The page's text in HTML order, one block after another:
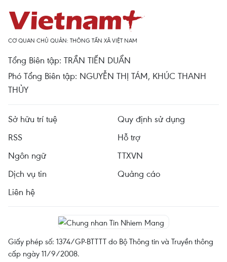
CƠ QUAN CHỦ QUẢN: THÔNG TẤN XÃ VIỆT NAM
Tổng Biên tập: TRẦN TIẾN DUẨN
Phó Tổng Biên tập: NGUYỄN THỊ TÁM, KHÚC THANH
THỦY
Sở hữu trí tuệ
Quy định sử dụng
RSS
Hỗ trợ
Ngôn ngữ
TTXVN
Dịch vụ tin
Quảng cáo
Liên hệ
Giấy phép số: 1374/GP-BTTTT do Bộ Thông tin và Truyền thông
cấp ngày 11/9/2008.